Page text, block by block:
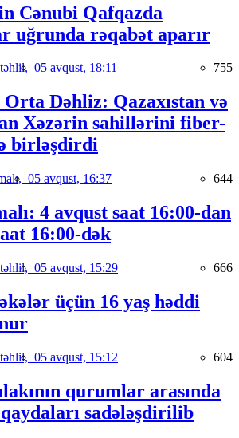
Cənubi Qafqazda
uğrunda rəqabət aparır
05 avqust, 18:11 755
Orta Dəhliz: Qazaxıstan və
Xəzərin sahillərini fiber-
birləşdirdi
05 avqust, 16:37 644
4 avqust saat 16:00-dan
16:00-dək
05 avqust, 15:29 666
üçün 16 yaş həddi
05 avqust, 15:12 604
qurumlar arasında
sadələşdirilib